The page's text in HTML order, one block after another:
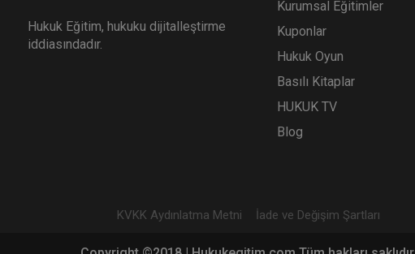
Hukuk Eğitim, hukuku dijitalleştirme
iddiasındadır.
Kurumsal Eğitimler
Kuponlar
Hukuk Oyun
Basılı Kitaplar
HUKUK TV
Blog
KVKK Aydınlatma Metni İade ve Değişim Şartları